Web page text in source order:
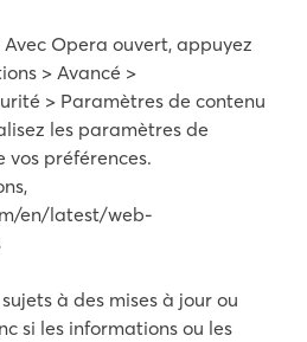
Opera ouvert, appuyez
> Avancé >
> Paramètres de contenu
les paramètres de
vos préférences.
en/latest/web-
à des mises à jour ou
si les informations ou les